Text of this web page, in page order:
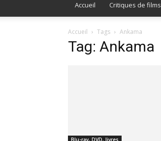
Accueil Critiques de films
Accueil Tags Ankama
Tag: Ankama
Blu-ray, DVD, livres